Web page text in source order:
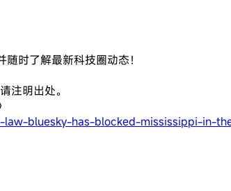
随时了解最新科技圈动态！
注明出处。
bluesky-has-blocked-mississippi-in-